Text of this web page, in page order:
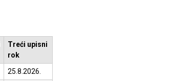
Treći upisni
rok
25.8.2026.